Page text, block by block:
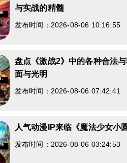
与实战的精髓
发布时间：2026-08-06 10:16:55
盘点《激战2》中的各种合法
面与光明
发布时间：2026-08-06 07:42:41
人气动漫IP来临《魔法少女小
发布时间：2026-08-06 03:24:53